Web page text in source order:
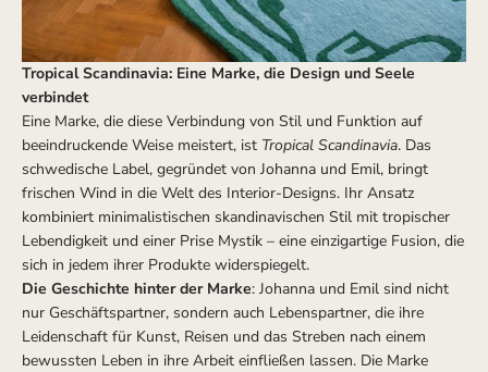
Tropical Scandinavia: Eine Marke, die Design und Seele
verbindet
Eine Marke, die diese Verbindung von Stil und Funktion auf
beeindruckende Weise meistert, ist Tropical Scandinavia. Das
schwedische Label, gegründet von Johanna und Emil, bringt
frischen Wind in die Welt des Interior-Designs. Ihr Ansatz
kombiniert minimalistischen skandinavischen Stil mit tropischer
Lebendigkeit und einer Prise Mystik – eine einzigartige Fusion, die
sich in jedem ihrer Produkte widerspiegelt.
Die Geschichte hinter der Marke: Johanna und Emil sind nicht
nur Geschäftspartner, sondern auch Lebenspartner, die ihre
Leidenschaft für Kunst, Reisen und das Streben nach einem
bewussten Leben in ihre Arbeit einfließen lassen. Die Marke